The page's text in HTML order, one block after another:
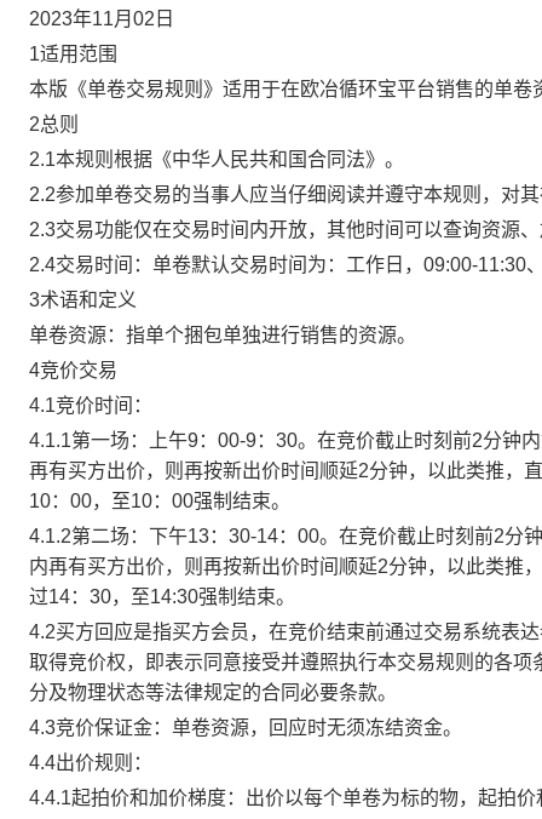
2023年11月02日
1适用范围
本版《单卷交易规则》适用于在欧冶循环宝平台销售的单卷
2总则
2.1本规则根据《中华人民共和国合同法》。
2.2参加单卷交易的当事人应当仔细阅读并遵守本规则，对
2.3交易功能仅在交易时间内开放，其他时间可以查询资源
2.4交易时间：单卷默认交易时间为：工作日，09:00-11:30
3术语和定义
单卷资源：指单个捆包单独进行销售的资源。
4竞价交易
4.1竞价时间：
4.1.1第一场：上午9：00-9：30。在竞价截止时刻前2分钟
再有买方出价，则再按新出价时间顺延2分钟，以此类推，
10：00，至10：00强制结束。
4.1.2第二场：下午13：30-14：00。在竞价截止时刻前2分
内再有买方出价，则再按新出价时间顺延2分钟，以此类推
过14：30，至14:30强制结束。
4.2买方回应是指买方会员，在竞价结束前通过交易系统表
取得竞价权，即表示同意接受并遵照执行本交易规则的各
分及物理状态等法律规定的合同必要条款。
4.3竞价保证金：单卷资源，回应时无须冻结资金。
4.4出价规则：
4.4.1起拍价和加价梯度：出价以每个单卷为标的物，起拍